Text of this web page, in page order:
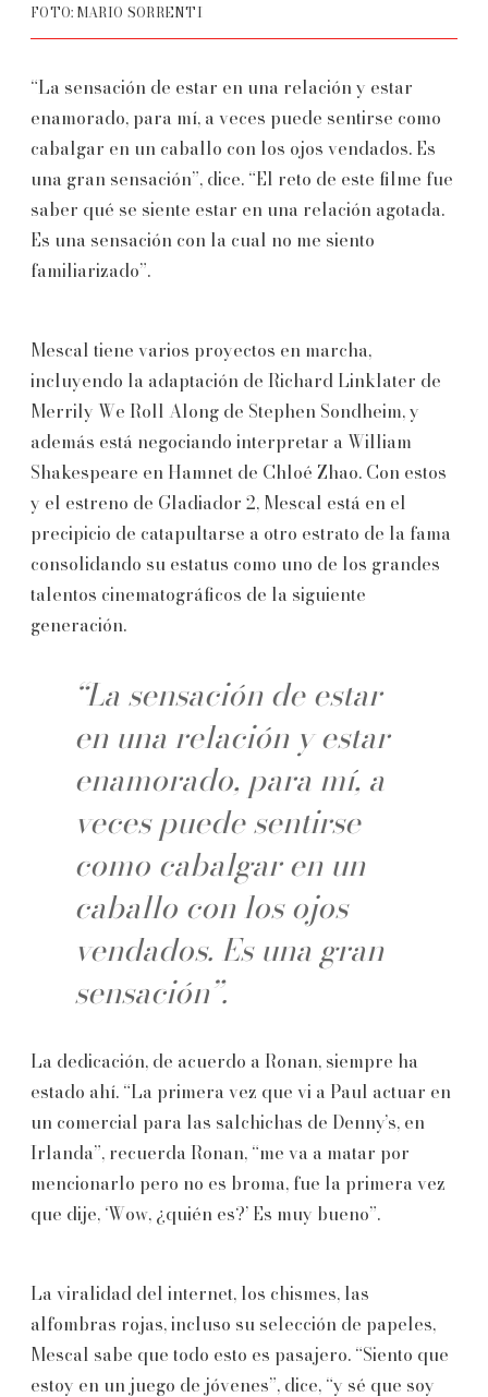
FOTO: MARIO SORRENTI
“La sensación de estar en una relación y estar
enamorado, para mí, a veces puede sentirse como
cabalgar en un caballo con los ojos vendados. Es
una gran sensación”, dice. “El reto de este filme fue
saber qué se siente estar en una relación agotada.
Es una sensación con la cual no me siento
familiarizado”.
Mescal tiene varios proyectos en marcha,
incluyendo la adaptación de Richard Linklater de
Merrily We Roll Along de Stephen Sondheim, y
además está negociando interpretar a William
Shakespeare en Hamnet de Chloé Zhao. Con estos
y el estreno de Gladiador 2, Mescal está en el
precipicio de catapultarse a otro estrato de la fama
consolidando su estatus como uno de los grandes
talentos cinematográficos de la siguiente
generación.
“La sensación de estar
en una relación y estar
enamorado, para mí, a
veces puede sentirse
como cabalgar en un
caballo con los ojos
vendados. Es una gran
sensación”.
La dedicación, de acuerdo a Ronan, siempre ha
estado ahí. “La primera vez que vi a Paul actuar en
un comercial para las salchichas de Denny’s, en
Irlanda”, recuerda Ronan, “me va a matar por
mencionarlo pero no es broma, fue la primera vez
que dije, ‘Wow, ¿quién es?’ Es muy bueno”.
La viralidad del internet, los chismes, las
alfombras rojas, incluso su selección de papeles,
Mescal sabe que todo esto es pasajero. “Siento que
estoy en un juego de jóvenes”, dice, “y sé que soy